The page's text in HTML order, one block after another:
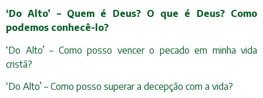
‘Do Alto’ – Quem é Deus? O que é Deus? Como
podemos conhecê-lo?
‘Do Alto’ – Como posso vencer o pecado em minha vida
cristã?
‘Do Alto’ – Como posso superar a decepção com a vida?